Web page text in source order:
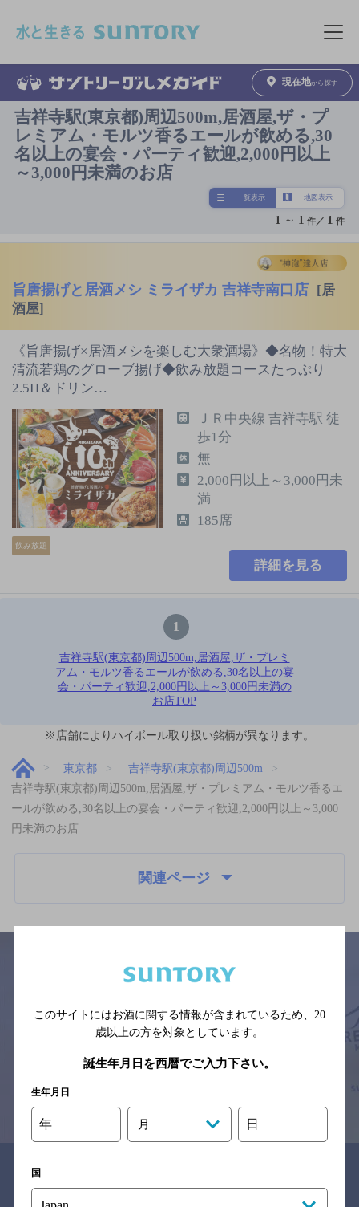
メニュ
現在地から探す
吉祥寺駅(東京都)周辺500m,居酒屋,ザ・プ
レミアム・モルツ香るエールが飲める,30
名以上の宴会・パーティ歓迎,2,000円以上
～3,000円未満のお店
一覧表示 地図表示
1 ～ 1 件／ 1 件
旨唐揚げと居酒メシ ミライザカ 吉祥寺南口店 [居
酒屋]
《旨唐揚げ×居酒メシを楽しむ大衆酒場》◆名物！特大
清流若鶏のグローブ揚げ◆飲み放題コースたっぷり
2.5H＆ドリン…
飲み放題
ＪＲ中央線 吉祥寺駅 徒
歩1分
無
2,000円以上～3,000円未
満
185席
詳細を見る
1
吉祥寺駅(東京都)周辺500m,居酒屋,ザ・プレミ
アム・モルツ香るエールが飲める,30名以上の宴
会・パーティ歓迎,2,000円以上～3,000円未満の
お店TOP
※店舗によりハイボール取り扱い銘柄が異なります。
東京都
吉祥寺駅(東京都)周辺500m
吉祥寺駅(東京都)周辺500m,居酒屋,ザ・プレミアム・モルツ香るエ
ールが飲める,30名以上の宴会・パーティ歓迎,2,000円以上～3,000
円未満のお店
関連ページ
※それぞれのお店のメニューや営業時間などの掲載情報については、
予告なしに変更されることがありますので、
す。
このサイトにはお酒に関する情報が含まれているため、 20
歳以上の方を対象としています。
誕生年月日を西暦でご入力下さい。
生年月日
年 月 日
国